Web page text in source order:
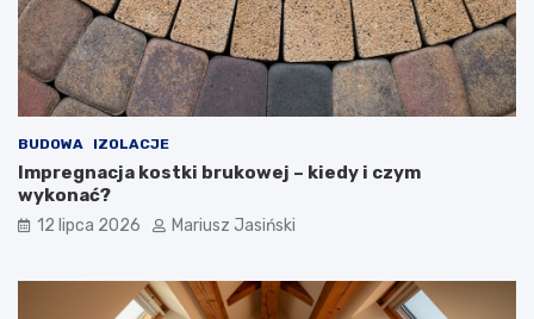
BUDOWA IZOLACJE
Impregnacja kostki brukowej – kiedy i czym
wykonać?
12 lipca 2026 Mariusz Jasiński